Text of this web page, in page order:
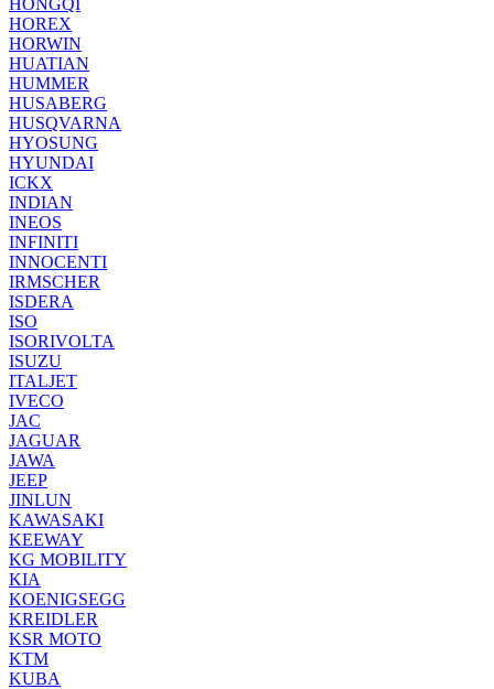
HONGQI
HOREX
HORWIN
HUATIAN
HUMMER
HUSABERG
HUSQVARNA
HYOSUNG
HYUNDAI
ICKX
INDIAN
INEOS
INFINITI
INNOCENTI
IRMSCHER
ISDERA
ISO
ISORIVOLTA
ISUZU
ITALJET
IVECO
JAC
JAGUAR
JAWA
JEEP
JINLUN
KAWASAKI
KEEWAY
KG MOBILITY
KIA
KOENIGSEGG
KREIDLER
KSR MOTO
KTM
KUBA